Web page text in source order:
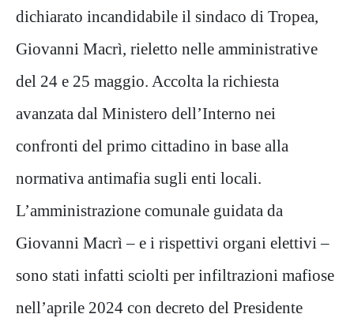
dichiarato incandidabile il sindaco di Tropea,
Giovanni Macrì, rieletto nelle amministrative
del 24 e 25 maggio. Accolta la richiesta
avanzata dal Ministero dell’Interno nei
confronti del primo cittadino in base alla
normativa antimafia sugli enti locali.
L’amministrazione comunale guidata da
Giovanni Macrì – e i rispettivi organi elettivi –
sono stati infatti sciolti per infiltrazioni mafiose
nell’aprile 2024 con decreto del Presidente